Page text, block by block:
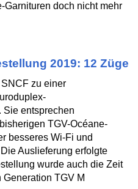
Garnituren doch nicht mehr
2019: 12 Züge
zu einer
Sie entsprechen
TGV-Océane-
besseres Wi-Fi und
Auslieferung erfolgte
wurde auch die Zeit
TGV M